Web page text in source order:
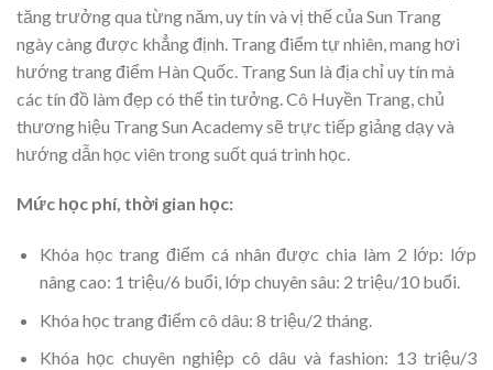
tăng trưởng qua từng năm, uy tín và vị thế của Sun Trang
ngày càng được khẳng định. Trang điểm tự nhiên, mang hơi
hướng trang điểm Hàn Quốc. Trang Sun là địa chỉ uy tín mà
các tín đồ làm đẹp có thể tin tưởng. Cô Huyền Trang, chủ
thương hiệu Trang Sun Academy sẽ trực tiếp giảng dạy và
hướng dẫn học viên trong suốt quá trình học.
Mức học phí, thời gian học:
Khóa học trang điểm cá nhân được chia làm 2 lớp: lớp
nâng cao: 1 triệu/6 buổi, lớp chuyên sâu: 2 triệu/10 buổi.
Khóa học trang điểm cô dâu: 8 triệu/2 tháng.
Khóa học chuyên nghiệp cô dâu và fashion: 13 triệu/3